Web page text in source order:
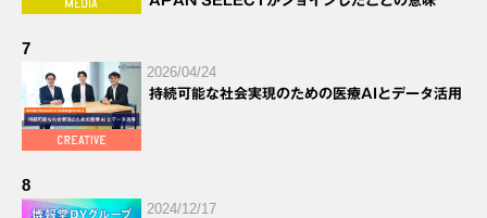
7
2026/04/24
持続可能な社会実現のための医療AIとデータ活用
8
2024/12/17